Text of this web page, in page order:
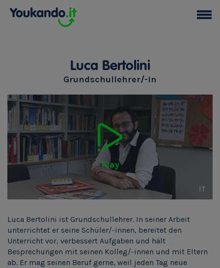
Luca Bertolini
Grundschullehrer/-in
Play
IT
Luca Bertolini ist Grundschullehrer. In seiner Arbeit
unterrichtet er seine Schüler/-innen, bereitet den
Unterricht vor, verbessert Aufgaben und hält
Besprechungen mit seinen Kolleg/-innen und mit Eltern
ab. Er mag seinen Beruf gerne, weil jeden Tag neue